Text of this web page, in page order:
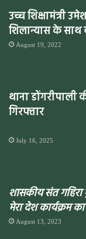
उच्च शिक्षामंत्री
शिलान्यास के साथ
August 19, 2022
थाना डोंगरीपाली
गिरफ्तार
July 16, 2025
शासकीय संत गहिरा
मेरा देशकार्यक्रम
August 13, 2023